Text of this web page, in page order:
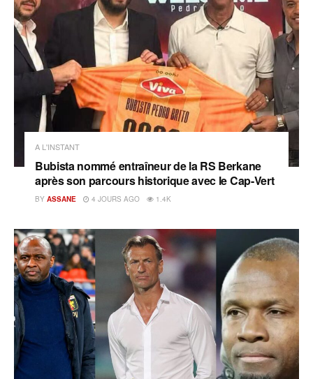
A L'INSTANT
‎Bubista nommé entraîneur de la RS Berkane
après son parcours historique avec le Cap-Vert
BY ASSANE 4 JOURS AGO 1.4K